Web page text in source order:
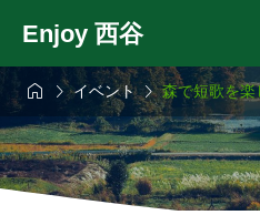
Enjoy 西谷
 イベント森で短歌を楽